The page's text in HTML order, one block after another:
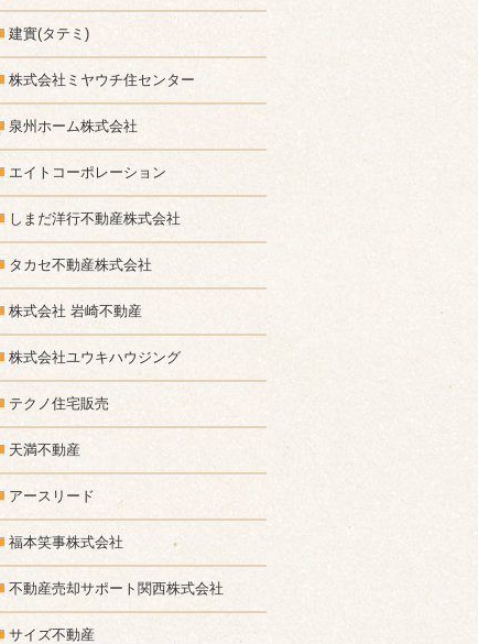
建實(タテミ)
株式会社ミヤウチ住センター
泉州ホーム株式会社
エイトコーポレーション
しまだ洋行不動産株式会社
タカセ不動産株式会社
株式会社 岩崎不動産
株式会社ユウキハウジング
テクノ住宅販売
天満不動産
アースリード
福本笑事株式会社
不動産売却サポート関西株式会社
サイズ不動産